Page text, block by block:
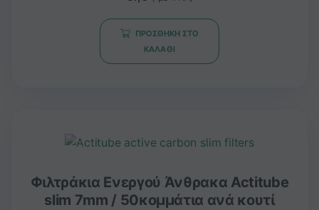
ΠΡΟΣΘΉΚΗ ΣΤΟ
ΚΑΛΆΘΙ
Φιλτράκια Ενεργού Άνθρακα Actitube
slim 7mm / 50κομμάτια ανά κουτί